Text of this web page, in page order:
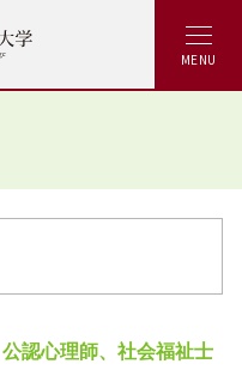
MENU
認心理師、社会福祉士